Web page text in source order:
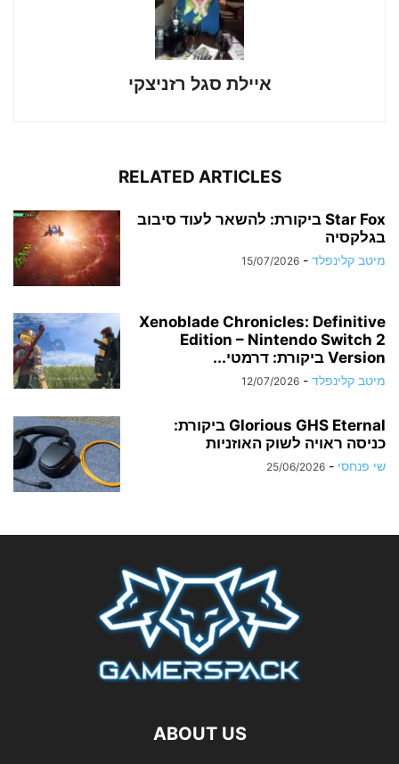
איילת סגל רזניצקי
RELATED ARTICLES
Star Fox ביקורת: להשאר לעוד סיבוב
בגלקסיה
מיטב קלינפלד -
15/07/2026
Xenoblade Chronicles: Definitive
Edition – Nintendo Switch 2
Version ביקורת: דרמטי...
מיטב קלינפלד -
12/07/2026
Glorious GHS Eternal ביקורת:
כניסה ראויה לשוק האוזניות
שי פנחסי -
25/06/2026
ABOUT US